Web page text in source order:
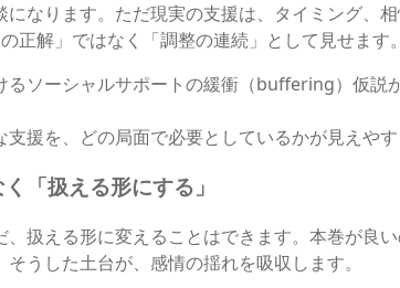
なります。ただ現実の支援は、タイミング、
正解」ではなく「調整の連続」として見せます。
ソーシャルサポートの緩衝（buffering）仮説
援を、どの局面で必要としているかが見えや
「扱える形にする」
扱える形に変えることはできます。本巻が良
うした土台が、感情の揺れを吸収します。